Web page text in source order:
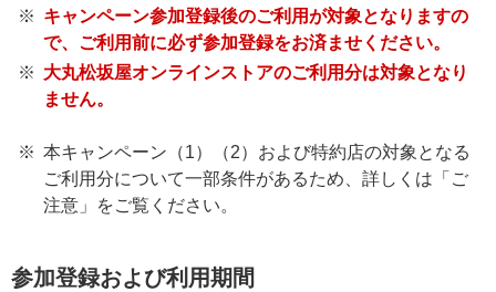
キャンペーン参加登録後のご利用が対象となりますの
で、ご利用前に必ず参加登録をお済ませください。
大丸松坂屋オンラインストアのご利用分は対象となり
ません。
本キャンペーン（1）（2）および特約店の対象となる
ご利用分について一部条件があるため、詳しくは「ご
注意」をご覧ください。
参加登録および利用期間